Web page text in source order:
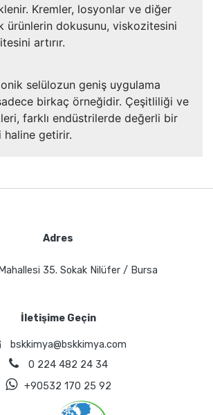
Kremler, losyonlar ve diğer
ürünlerin dokusunu, viskozitesini
artırır.
selülozun geniş uygulama
birkaç örneğidir. Çeşitliliği ve
farklı endüstrilerde değerli bir
haline getirir.
Adres
35. Sokak Nilüfer / Bursa
İletişime Geçin
bskkimya@bskkimya.com
0 224 482 24 34
+90532 170 25 92